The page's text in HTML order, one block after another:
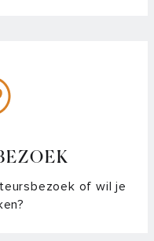
en magnetron?
oven display?
of wil je